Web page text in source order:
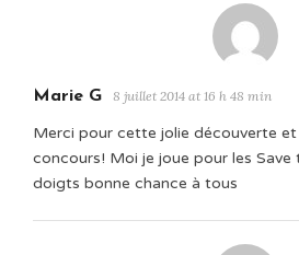
Marie G 8 juillet 2014 at 16 h 48 min
Merci pour cette jolie découverte
concours! Moi je joue pour les Save
doigts bonne chance à tous